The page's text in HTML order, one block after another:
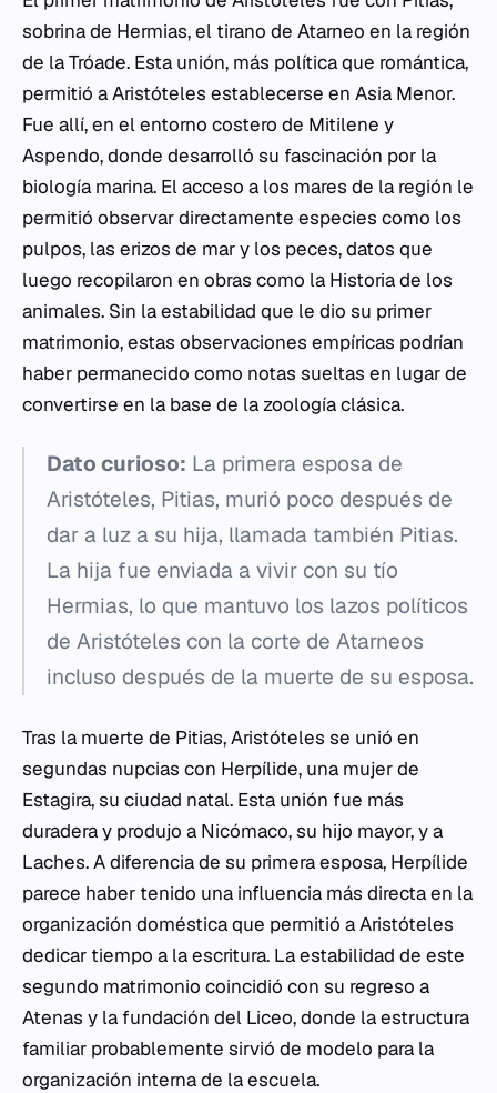
sobrina de Hermias, el tirano de Atarneo en la región
de la Tróade. Esta unión, más política que romántica,
permitió a Aristóteles establecerse en Asia Menor.
Fue allí, en el entorno costero de Mitilene y
Aspendo, donde desarrolló su fascinación por la
biología marina. El acceso a los mares de la región le
permitió observar directamente especies como los
pulpos, las erizos de mar y los peces, datos que
luego recopilaron en obras como la Historia de los
animales. Sin la estabilidad que le dio su primer
matrimonio, estas observaciones empíricas podrían
haber permanecido como notas sueltas en lugar de
convertirse en la base de la zoología clásica.
Dato curioso: La primera esposa de
Aristóteles, Pitias, murió poco después de
dar a luz a su hija, llamada también Pitias.
La hija fue enviada a vivir con su tío
Hermias, lo que mantuvo los lazos políticos
de Aristóteles con la corte de Atarneos
incluso después de la muerte de su esposa.
Tras la muerte de Pitias, Aristóteles se unió en
segundas nupcias con Herpílide, una mujer de
Estagira, su ciudad natal. Esta unión fue más
duradera y produjo a Nicómaco, su hijo mayor, y a
Laches. A diferencia de su primera esposa, Herpílide
parece haber tenido una influencia más directa en la
organización doméstica que permitió a Aristóteles
dedicar tiempo a la escritura. La estabilidad de este
segundo matrimonio coincidió con su regreso a
Atenas y la fundación del Liceo, donde la estructura
familiar probablemente sirvió de modelo para la
organización interna de la escuela.